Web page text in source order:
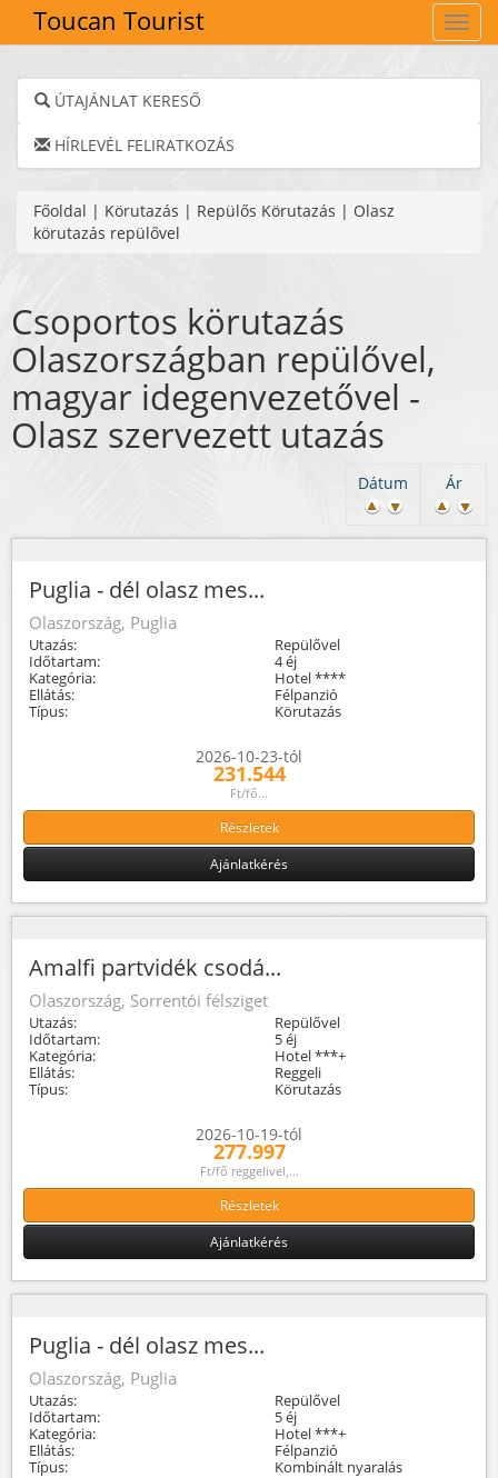
Toucan Tourist
ÚTAJÁNLAT KERESŐ
HÍRLEVÉL FELIRATKOZÁS
Főoldal | Körutazás | Repülős Körutazás | Olasz
körutazás repülővel
Csoportos körutazás
Olaszországban repülővel,
magyar idegenvezetővel -
Olasz szervezett utazás
Ár
Dátum
Puglia - dél olasz mes...
Olaszország, Puglia
Utazás:
Repülővel
Időtartam:
4 éj
Kategória:
Hotel ****
Ellátás:
Félpanzió
Típus:
Körutazás
2026-10-23-tól
231.544
Ft/fő...
Részletek
Ajánlatkérés
Amalfi partvidék csodá...
Olaszország, Sorrentói félsziget
Utazás:
Repülővel
Időtartam:
5 éj
Kategória:
Hotel ***+
Ellátás:
Reggeli
Típus:
Körutazás
2026-10-19-tól
277.997
Ft/fő reggelivel,...
Részletek
Ajánlatkérés
Puglia - dél olasz mes...
Olaszország, Puglia
Utazás:
Repülővel
Időtartam:
5 éj
Kategória:
Hotel ***+
Ellátás:
Félpanzió
Típus:
Kombinált nyaralás